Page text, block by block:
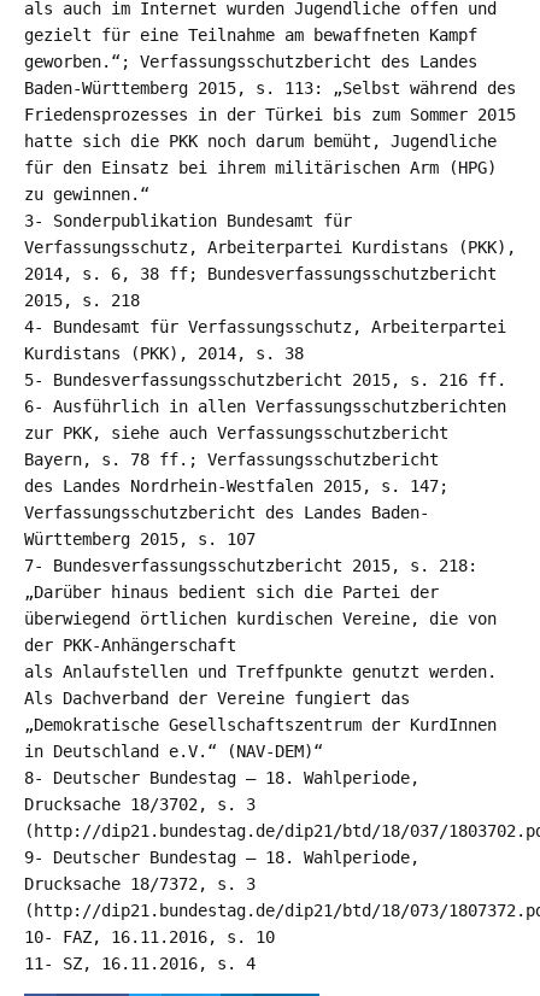
als auch im Internet wurden Jugendliche offen und
gezielt für eine Teilnahme am bewaffneten Kampf
geworben.“; Verfassungsschutzbericht des Landes
Baden-Württemberg 2015, s. 113: „Selbst während des
Friedensprozesses in der Türkei bis zum Sommer 2015
hatte sich die PKK noch darum bemüht, Jugendliche
für den Einsatz bei ihrem militärischen Arm (HPG)
zu gewinnen.“
3- Sonderpublikation Bundesamt für
Verfassungsschutz, Arbeiterpartei Kurdistans (PKK),
2014, s. 6, 38 ff; Bundesverfassungsschutzbericht
2015, s. 218
4- Bundesamt für Verfassungsschutz, Arbeiterpartei
Kurdistans (PKK), 2014, s. 38
5- Bundesverfassungsschutzbericht 2015, s. 216 ff.
6- Ausführlich in allen Verfassungsschutzberichten
zur PKK, siehe auch Verfassungsschutzbericht
Bayern, s. 78 ff.; Verfassungsschutzbericht
des Landes Nordrhein-Westfalen 2015, s. 147;
Verfassungsschutzbericht des Landes Baden-
Württemberg 2015, s. 107
7- Bundesverfassungsschutzbericht 2015, s. 218:
„Darüber hinaus bedient sich die Partei der
überwiegend örtlichen kurdischen Vereine, die von
der PKK-Anhängerschaft
als Anlaufstellen und Treffpunkte genutzt werden.
Als Dachverband der Vereine fungiert das
„Demokratische Gesellschaftszentrum der KurdInnen
in Deutschland e.V.“ (NAV-DEM)“
8- Deutscher Bundestag – 18. Wahlperiode,
Drucksache 18/3702, s. 3
(http://dip21.bundestag.de/dip21/btd/18/037/
9- Deutscher Bundestag – 18. Wahlperiode,
Drucksache 18/7372, s. 3
(http://dip21.bundestag.de/dip21/btd/18/073/
10- FAZ, 16.11.2016, s. 10
11- SZ, 16.11.2016, s. 4